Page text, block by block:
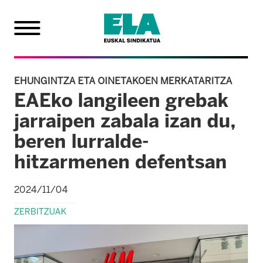
EHUNGINTZA ETA OINETAKOEN MERKATARITZA
EAEko langileen grebak
jarraipen zabala izan du,
beren lurralde-
hitzarmenen defentsan
2024/11/04
ZERBITZUAK